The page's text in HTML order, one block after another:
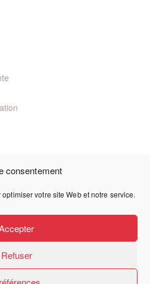
consentement
votre site Web et notre service.
Refuser
techniques